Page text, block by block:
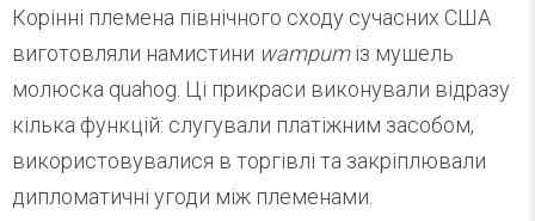
Корінні племена північного сходу сучасних США
виготовляли намистини wampumіз мушель
молюска quahog. Ці прикраси виконували відразу
кілька функцій: слугували платіжним засобом,
використовувалися в торгівлі та закріплювали
дипломатичні угоди між племенами.